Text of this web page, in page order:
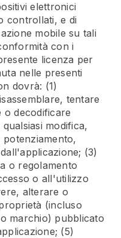
elettronici
controllati, e di
mobile su tali
con i
licenza per
nelle presenti
dovrà: (1)
tentare
o decodificare
modifica,
(3)
o regolamento
o all'utilizzo
alterare o
(incluso
marchio) pubblicato
(5)